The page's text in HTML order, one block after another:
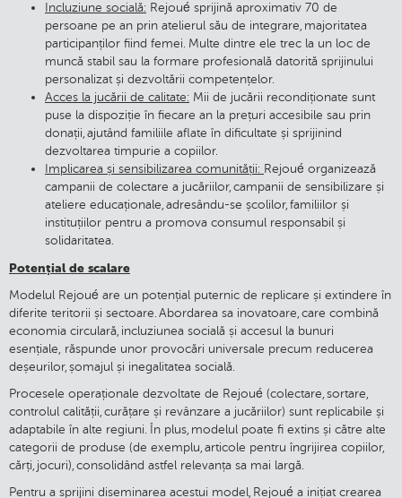
Incluziune socială: Rejoué sprijină aproximativ 70 de
persoane pe an prin atelierul său de integrare, majoritatea
participanților fiind femei. Multe dintre ele trec la un loc de
muncă stabil sau la formare profesională datorită sprijinului
personalizat și dezvoltării competențelor.
Acces la jucării de calitate: Mii de jucării recondiționate sunt
puse la dispoziție în fiecare an la prețuri accesibile sau prin
donații, ajutând familiile aflate în dificultate și sprijinind
dezvoltarea timpurie a copiilor.
Implicarea și sensibilizarea comunității: Rejoué organizează
campanii de colectare a jucăriilor, campanii de sensibilizare și
ateliere educaționale, adresându-se școlilor, familiilor și
instituțiilor pentru a promova consumul responsabil și
solidaritatea.
Potențial de scalare
Modelul Rejoué are un potențial puternic de replicare și extindere în
diferite teritorii și sectoare. Abordarea sa inovatoare, care combină
economia circulară, incluziunea socială și accesul la bunuri
esențiale, răspunde unor provocări universale precum reducerea
deșeurilor, șomajul și inegalitatea socială.
Procesele operaționale dezvoltate de Rejoué (colectare, sortare,
controlul calității, curățare și revânzare a jucăriilor) sunt replicabile și
adaptabile în alte regiuni. În plus, modelul poate fi extins și către alte
categorii de produse (de exemplu, articole pentru îngrijirea copiilor,
cărți, jocuri), consolidând astfel relevanța sa mai largă.
Pentru a sprijini diseminarea acestui model, Rejoué a inițiat crearea